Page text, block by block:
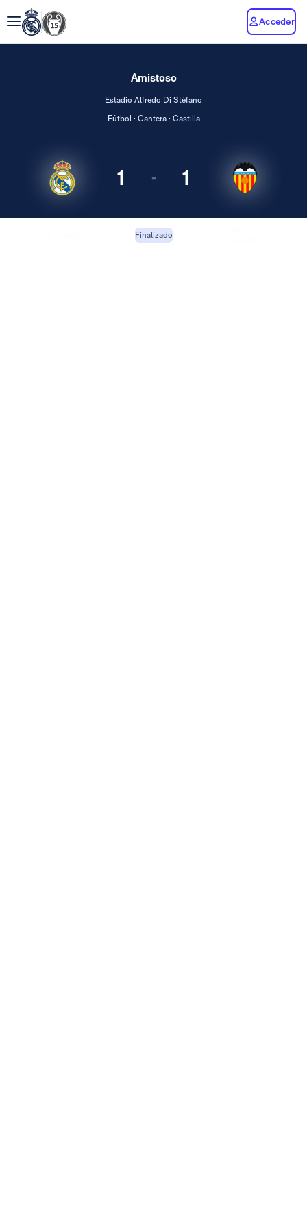
Acceder
Amistoso
Estadio Alfredo Di Stéfano
Fútbol · Cantera · Castilla
1 - 1
Finalizado